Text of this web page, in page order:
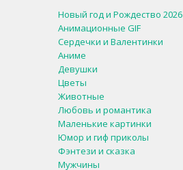
Новый год и Рождество 2026
Анимационные GIF
Сердечки и Валентинки
Аниме
Девушки
Цветы
Животные
Любовь и романтика
Маленькие картинки
Юмор и гиф приколы
Фэнтези и сказка
Мужчины